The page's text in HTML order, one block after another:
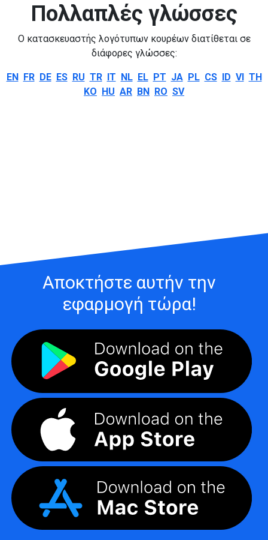
Πολλαπλές γλώσσες
Ο κατασκευαστής λογότυπων κουρέων διατίθεται σε
διάφορες γλώσσες:
EN FR DE ES RU TR IT NL EL PT JA PL CS ID VI TH
KO HU AR BN RO SV
Αποκτήστε αυτήν την
εφαρμογή τώρα!